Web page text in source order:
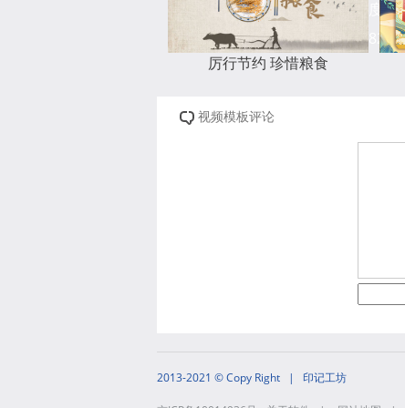
度
8258
厉行节约 珍惜粮食
视频模板评论
2013-2021 © Copy Right | 印记工坊